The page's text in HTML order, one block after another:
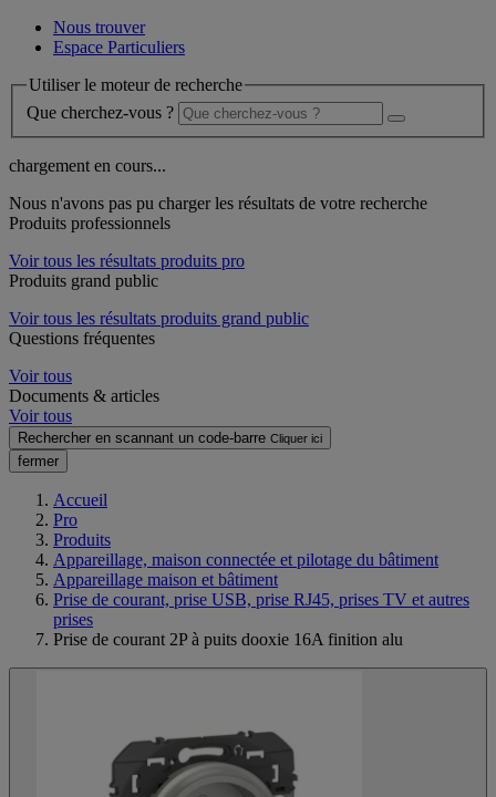
Nous trouver
Espace Particuliers
Utiliser le moteur de recherche
Que cherchez-vous ?
chargement en cours...
Nous n'avons pas pu charger les résultats de votre recherche
Produits professionnels
Voir tous les résultats produits pro
Produits grand public
Voir tous les résultats produits grand public
Questions fréquentes
Voir tous
Documents & articles
Voir tous
Rechercher en scannant un code-barre Cliquer ici
fermer
Accueil
Pro
Produits
Appareillage, maison connectée et pilotage du bâtiment
Appareillage maison et bâtiment
Prise de courant, prise USB, prise RJ45, prises TV et autres
prises
Prise de courant 2P à puits dooxie 16A finition alu